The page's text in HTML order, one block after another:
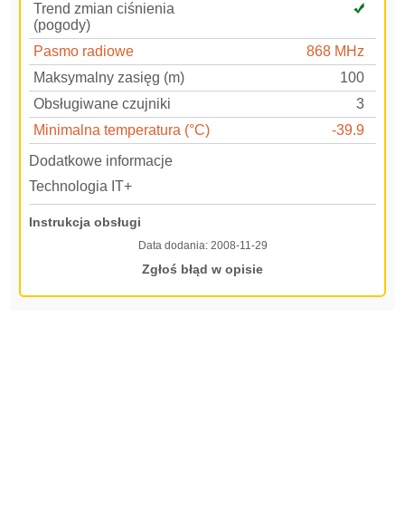
Trend zmian ciśnienia
(pogody)
Pasmo radiowe
868 MHz
Maksymalny zasięg (m)
100
Obsługiwane czujniki
3
Minimalna temperatura (°C)
-39.9
Dodatkowe informacje
Technologia IT+
Instrukcja obsługi
Data dodania: 2008-11-29
Zgłoś błąd w opisie